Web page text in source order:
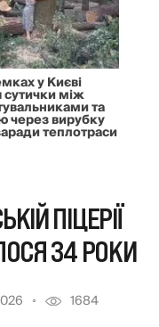
у Києві
сутички між
та
через вирубку
теплотраси
ПІЦЕРІЇ
34 РОКИ
1684